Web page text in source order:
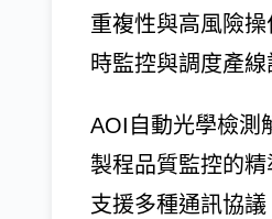
重複性與高風險
時監控與調度產
AOI自動光學檢測
製程品質監控的
支援多種通訊協